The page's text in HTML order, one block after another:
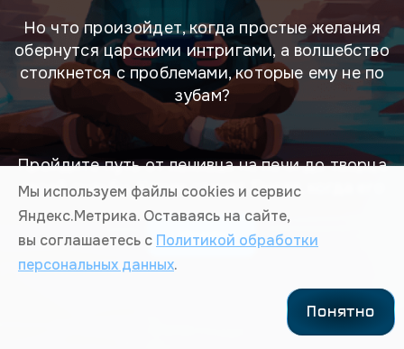
Но что произойдет, когда простые желания
обернутся царскими интригами, а волшебство
столкнется с проблемами, которые ему не по
зубам?
Пройдите путь от ленивца на печи до творца
своей судьбы. Каким станет Емеля, когда его
настоящее "хотенье" будет испытано на
прочность? Судьба целого царства зависит от
Автор: Артём Сергеев
Начать
Мы используем файлы cookies и сервис
Яндекс.Метрика. Оставаясь на сайте,
вы соглашаетесь с Политикой обработки
персональных данных.
Понятно